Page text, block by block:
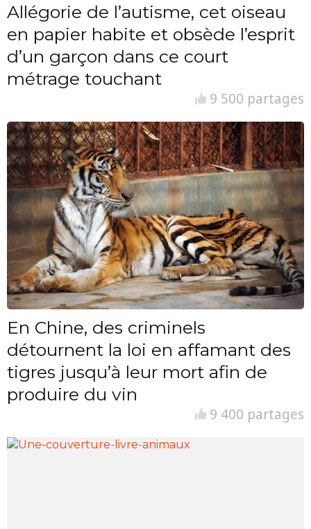
Allégorie de l’autisme, cet oiseau
en papier habite et obsède l’esprit
d’un garçon dans ce court
métrage touchant
9 500 partages
En Chine, des criminels
détournent la loi en affamant des
tigres jusqu’à leur mort afin de
produire du vin
9 400 partages